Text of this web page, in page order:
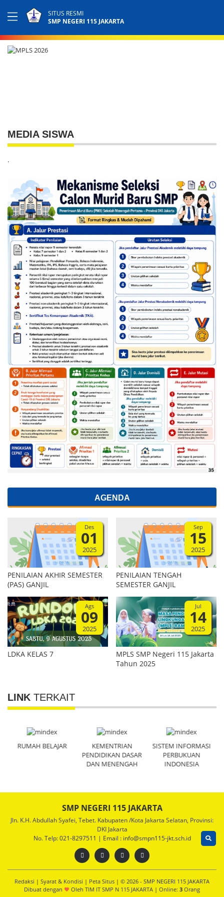
SITUS RESMI
SMP NEGERI 115 JAKARTA
MEDIA SISWA
.
AGENDA
Des
01
2025
PENILAIAN AKHIR SEMESTER
(PAS) GANJIL
Sep
15
2025
PENILAIAN TENGAH
SEMESTER GANJIL
Ags
09
2025
LDKA KELAS 7
Jul
14
2025
MPLS SMP Negeri 115 Jakarta
Tahun 2025
LINK TERKAIT
RUMAH BELAJAR
KEMENTRIAN
PENDIDIKAN DASAR
DAN MENENGAH
SISTEM INFORMASI
PERBUKUAN
INDONESIA
SMP NEGERI 115 JAKARTA
Jln. K.H. Abdullah Syafei, Tebet. Kabupaten /Kota Jakarta Selatan, Provinsi:
DKI Jakarta
No. Telp: 021-8297511 | Email : info@smpn115-jkt.sch.id
Redaksi | Syarat & Kondisi | Peta Situs | © 2026 - SMP NEGERI 115 JAKARTA
Dibuat dengan
Oleh TIM IT SMP N 115 JAKARTA | Online: 3 Orang